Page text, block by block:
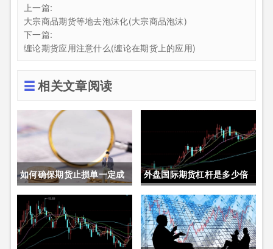
上一篇:
大宗商品期货等地去泡沫化(大宗商品泡沫)
下一篇:
缠论期货应用注意什么(缠论在期货上的应用)
相关文章阅读
如何确保期货止损单一定成
交成功(如何确保期货止损单
一定成交成功呢)
外盘国际期货杠杆是多少倍
(外盘国际期货杠杆是多少倍
的)